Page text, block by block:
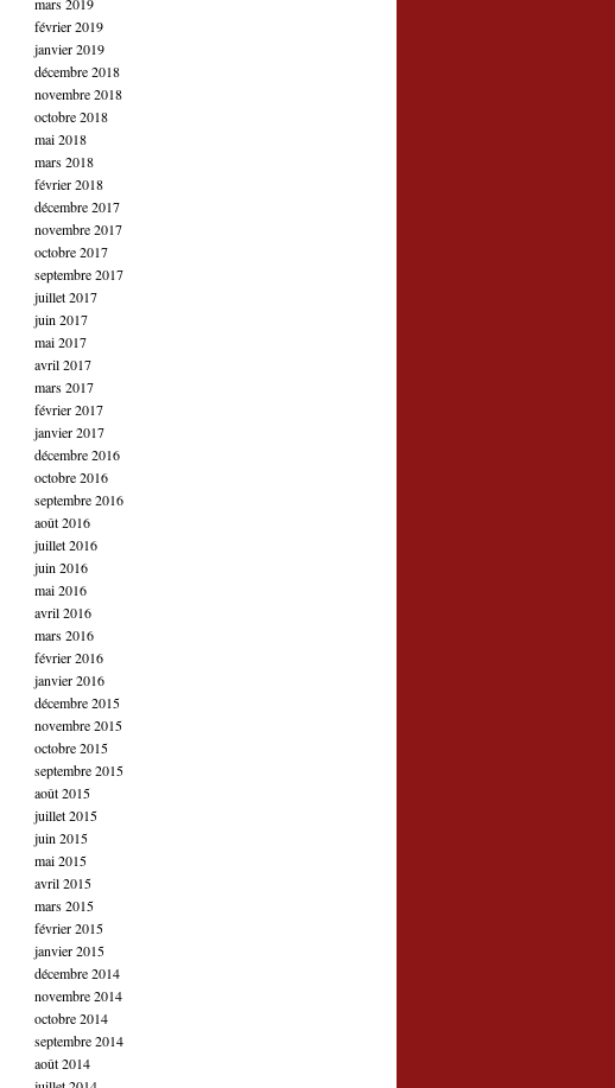
février 2019
janvier 2019
décembre 2018
novembre 2018
octobre 2018
mai 2018
mars 2018
février 2018
décembre 2017
novembre 2017
octobre 2017
septembre 2017
juillet 2017
juin 2017
mai 2017
avril 2017
mars 2017
février 2017
janvier 2017
décembre 2016
octobre 2016
septembre 2016
août 2016
juillet 2016
juin 2016
mai 2016
avril 2016
mars 2016
février 2016
janvier 2016
décembre 2015
novembre 2015
octobre 2015
septembre 2015
août 2015
juillet 2015
juin 2015
mai 2015
avril 2015
mars 2015
février 2015
janvier 2015
décembre 2014
novembre 2014
octobre 2014
septembre 2014
août 2014